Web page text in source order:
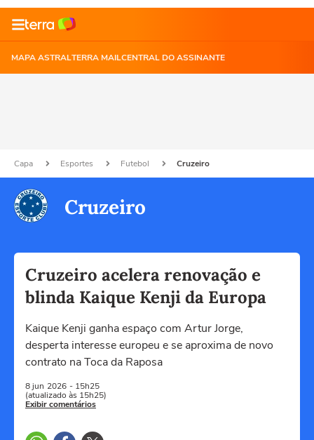
MAPA ASTRALTERRA MAILCENTRAL DO ASSINANTE
Capa Esportes Futebol Cruzeiro
Cruzeiro
Cruzeiro acelera renovação e
blinda Kaique Kenji da Europa
Kaique Kenji ganha espaço com Artur Jorge,
desperta interesse europeu e se aproxima de novo
contrato na Toca da Raposa
8 jun 2026 - 15h25
(atualizado às 15h25)
Exibir comentários